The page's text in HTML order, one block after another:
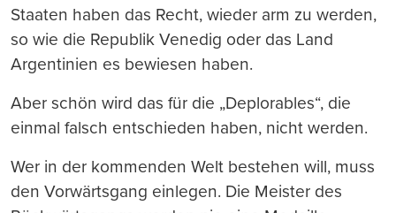
Staaten haben das Recht, wieder arm zu werden,
so wie die Republik Venedig oder das Land
Argentinien es bewiesen haben.
Aber schön wird das für die „Deplorables“, die
einmal falsch entschieden haben, nicht werden.
Wer in der kommenden Welt bestehen will, muss
den Vorwärtsgang einlegen. Die Meister des